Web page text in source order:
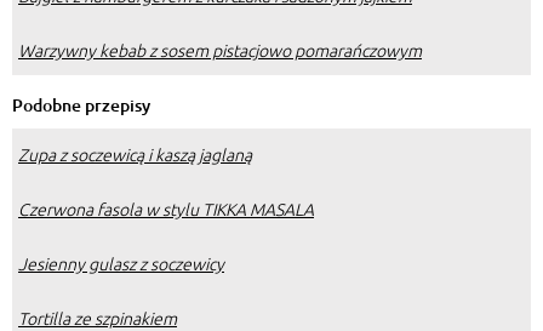
Warzywny kebab z sosem pistacjowo pomarańczowym
Podobne przepisy
Zupa z soczewicą i kaszą jaglaną
Czerwona fasola w stylu TIKKA MASALA
Jesienny gulasz z soczewicy
Tortilla ze szpinakiem